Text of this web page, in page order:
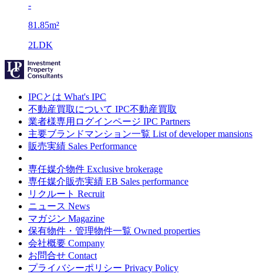
-
81.85m²
2LDK
IPCとは What's IPC
不動産買取について IPC不動産買取
業者様専用ログインページ IPC Partners
主要ブランドマンション一覧 List of developer mansions
販売実績 Sales Performance
専任媒介物件 Exclusive brokerage
専任媒介販売実績 EB Sales performance
リクルート Recruit
ニュース News
マガジン Magazine
保有物件・管理物件一覧 Owned properties
会社概要 Company
お問合せ Contact
プライバシーポリシー Privacy Policy